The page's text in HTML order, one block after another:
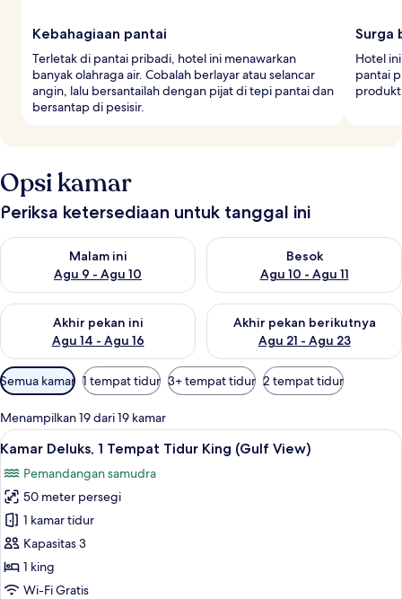
Kebahagiaan pantai
Terletak di pantai pribadi, hotel ini menawarkan
banyak olahraga air. Cobalah berlayar atau selancar
angin, lalu bersantailah dengan pijat di tepi pantai dan
bersantap di pesisir.
Surga
Hotel
pantai
Opsi kamar
Periksa ketersediaan untuk tanggal ini
Malam ini
Agu 9 - Agu 10
Periksa ketersediaan untuk malam ini Agu 9 - Agu 10
Besok
Agu 10 - Agu 11
Periksa ketersediaan untuk
Akhir pekan ini
Agu 14 - Agu 16
Periksa ketersediaan untuk akhir pekan ini Agu 14 - Agu 16
Akhir pekan berikutnya
Agu 21 - Agu 23
Periksa ketersediaan untuk
Filter
tersedia
untuk
kamar
Semua kamar 1 tempat tidur 3+ tempat tidur 2 tempat tidur
Menampilkan 19 dari 19 kamar
Lihat
semua
foto
untuk
Kamar
Deluks,
1
Tempat
Seprai katun Mesir, seprai premium,
5
Kamar Deluks, 1 Tempat Tidur King (Gulf View)
Pemandangan samudra
50 meter persegi
1 kamar tidur
Kapasitas 3
1 king
Wi-Fi Gratis